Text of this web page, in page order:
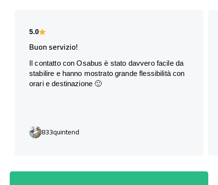
5.0
Buon servizio!
Il contatto con Osabus è stato davvero facile da
stabilire e hanno mostrato grande flessibilità con
orari e destinazione 🙂
833quintend